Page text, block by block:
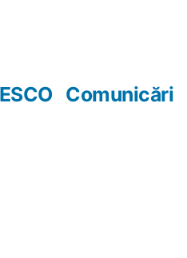
Comunicări